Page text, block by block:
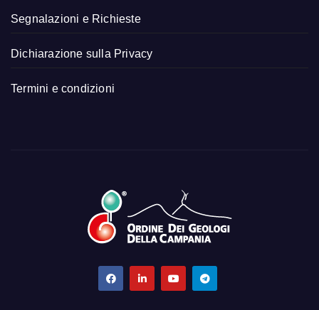
Segnalazioni e Richieste
Dichiarazione sulla Privacy
Termini e condizioni